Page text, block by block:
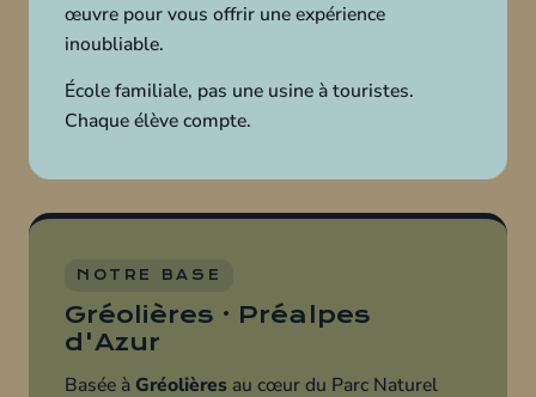
œuvre pour vous offrir une expérience
inoubliable.
École familiale, pas une usine à touristes.
Chaque élève compte.
NOTRE BASE
Gréolières · Préalpes
d'Azur
Basée à Gréolières au cœur du Parc Naturel